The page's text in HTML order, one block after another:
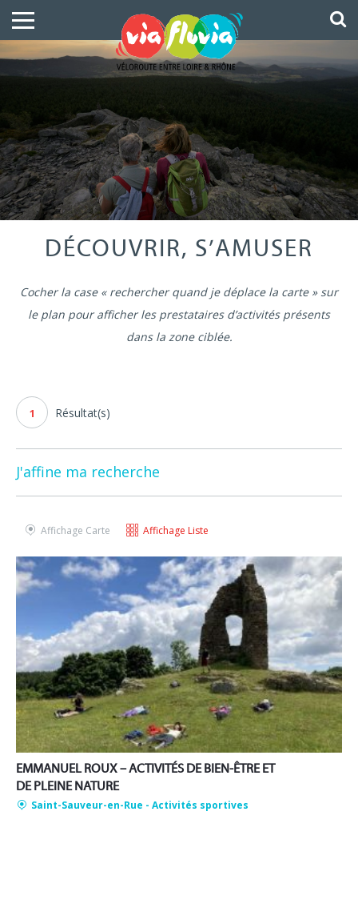
DÉCOUVRIR, S’AMUSER
Cocher la case « rechercher quand je déplace la carte » sur
le plan pour afficher les prestataires d’activités présents
dans la zone ciblée.
1 Résultat(s)
J'affine ma recherche
Affichage Carte Affichage Liste
EMMANUEL ROUX – ACTIVITÉS DE BIEN-ÊTRE ET
DE PLEINE NATURE
Saint-Sauveur-en-Rue - Activités sportives